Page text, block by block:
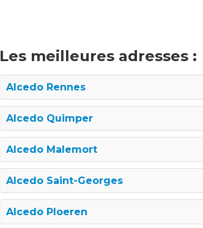
Les meilleures adresses :
Alcedo Rennes
Alcedo Quimper
Alcedo Malemort
Alcedo Saint-Georges
Alcedo Ploeren